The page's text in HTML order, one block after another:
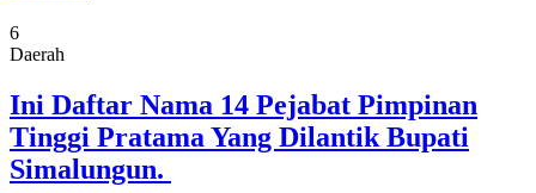
6
Daerah
Ini Daftar Nama 14 Pejabat Pimpinan
Tinggi Pratama Yang Dilantik Bupati
Simalungun.